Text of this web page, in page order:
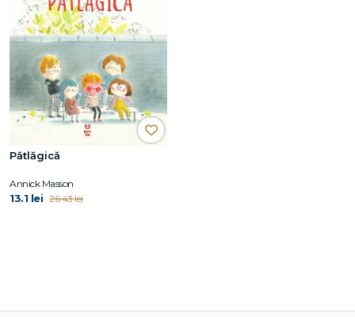
Pătlăgică
Annick Masson
13.1 lei 26.43 lei